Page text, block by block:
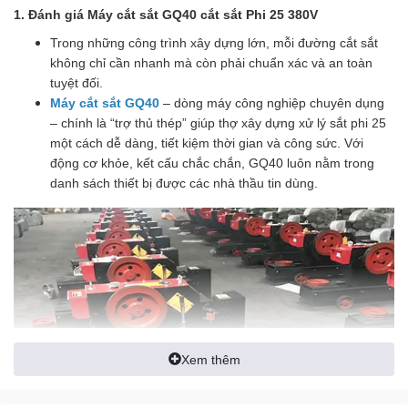
1. Đánh giá Máy cắt sắt GQ40 cắt sắt Phi 25 380V
Trong những công trình xây dựng lớn, mỗi đường cắt sắt
không chỉ cần nhanh mà còn phải chuẩn xác và an toàn
tuyệt đối.
Máy cắt sắt GQ40 – dòng máy công nghiệp chuyên dụng
– chính là “trợ thủ thép” giúp thợ xây dựng xử lý sắt phi 25
một cách dễ dàng, tiết kiệm thời gian và công sức. Với
động cơ khỏe, kết cấu chắc chắn, GQ40 luôn nằm trong
danh sách thiết bị được các nhà thầu tin dùng.
Xem thêm